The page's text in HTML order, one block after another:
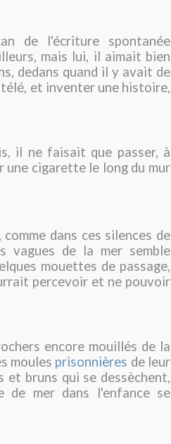
de l'écriture spontanée
mais lui, il aimait bien
dedans quand il y avait de
télé, et inventer une histoire,
il ne faisait que passer, à
cigarette le long du mur
dans ces silences de
vagues de la mer semble
mouettes de passage,
percevoir et ne pouvoir
encore mouillés de la
moules prisonnières de leur
et bruns qui se dessèchent,
de mer dans l'enfance se